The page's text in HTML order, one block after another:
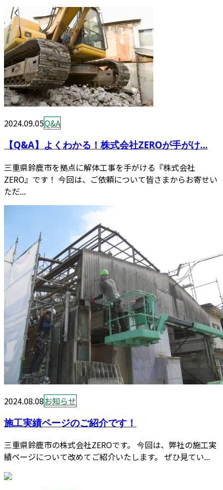
2024.09.05Q&A
【Q&A】よくわかる！株式会社ZEROが手がけ...
三重県鈴鹿市を拠点に解体工事を手がける『株式会社
ZERO』です！ 今回は、ご依頼について皆さまからお寄せい
ただ...
2024.08.08お知らせ
施工実績ページのご紹介です！
三重県鈴鹿市の株式会社ZEROです。 今回は、弊社の施工実
績ページについて改めてご紹介いたします。 ぜひ見てい...